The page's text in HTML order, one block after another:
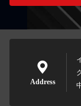
Address